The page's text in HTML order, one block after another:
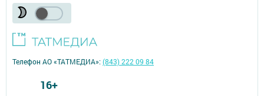
Телефон АО «ТАТМЕДИА»:(843) 222 09 84
16+